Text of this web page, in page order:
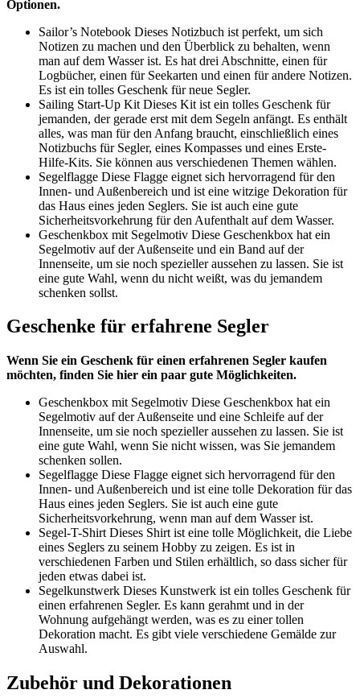
Optionen.
Sailor’s Notebook Dieses Notizbuch ist perfekt, um sich
Notizen zu machen und den Überblick zu behalten, wenn
man auf dem Wasser ist. Es hat drei Abschnitte, einen für
Logbücher, einen für Seekarten und einen für andere Notizen.
Es ist ein tolles Geschenk für neue Segler.
Sailing Start-Up Kit Dieses Kit ist ein tolles Geschenk für
jemanden, der gerade erst mit dem Segeln anfängt. Es enthält
alles, was man für den Anfang braucht, einschließlich eines
Notizbuchs für Segler, eines Kompasses und eines Erste-
Hilfe-Kits. Sie können aus verschiedenen Themen wählen.
Segelflagge Diese Flagge eignet sich hervorragend für den
Innen- und Außenbereich und ist eine witzige Dekoration für
das Haus eines jeden Seglers. Sie ist auch eine gute
Sicherheitsvorkehrung für den Aufenthalt auf dem Wasser.
Geschenkbox mit Segelmotiv Diese Geschenkbox hat ein
Segelmotiv auf der Außenseite und ein Band auf der
Innenseite, um sie noch spezieller aussehen zu lassen. Sie ist
eine gute Wahl, wenn du nicht weißt, was du jemandem
schenken sollst.
Geschenke für erfahrene Segler
Wenn Sie ein Geschenk für einen erfahrenen Segler kaufen
möchten, finden Sie hier ein paar gute Möglichkeiten.
Geschenkbox mit Segelmotiv Diese Geschenkbox hat ein
Segelmotiv auf der Außenseite und eine Schleife auf der
Innenseite, um sie noch spezieller aussehen zu lassen. Sie ist
eine gute Wahl, wenn Sie nicht wissen, was Sie jemandem
schenken sollen.
Segelflagge Diese Flagge eignet sich hervorragend für den
Innen- und Außenbereich und ist eine tolle Dekoration für das
Haus eines jeden Seglers. Sie ist auch eine gute
Sicherheitsvorkehrung, wenn man auf dem Wasser ist.
Segel-T-Shirt Dieses Shirt ist eine tolle Möglichkeit, die Liebe
eines Seglers zu seinem Hobby zu zeigen. Es ist in
verschiedenen Farben und Stilen erhältlich, so dass sicher für
jeden etwas dabei ist.
Segelkunstwerk Dieses Kunstwerk ist ein tolles Geschenk für
einen erfahrenen Segler. Es kann gerahmt und in der
Wohnung aufgehängt werden, was es zu einer tollen
Dekoration macht. Es gibt viele verschiedene Gemälde zur
Auswahl.
Zubehör und Dekorationen